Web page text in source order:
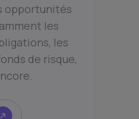
opportunités
les
les
de risque,